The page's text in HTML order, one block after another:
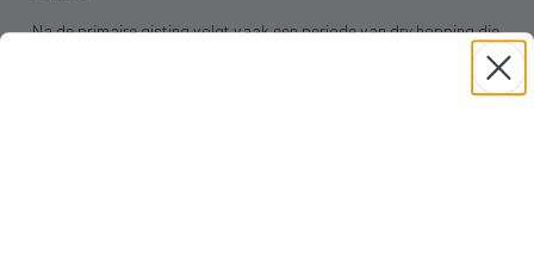
Na de primaire gisting volgt vaak een periode van dry hopping die
3 tot 7 dagen duurt. Vervolgens heeft het bier tijd nodig om helder